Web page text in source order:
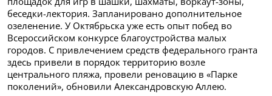
беседки-лектория. Запланировано дополнительное
озеленение. У Октябрьска уже есть опыт побед во
Всероссийском конкурсе благоустройства малых
городов. С привлечением средств федерального гранта
здесь привели в порядок территорию возле
центрального пляжа, провели реновацию в «Парке
поколений», обновили Александровскую Аллею.